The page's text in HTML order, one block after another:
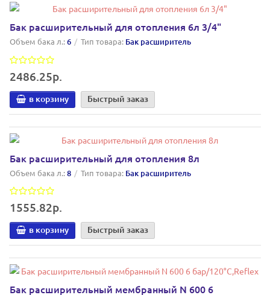
Бак расширительный для отопления 6л 3/4"
Объем бака л.:6 Тип товара: Бак расширитель
2486.25р.
в корзину Быстрый заказ
Бак расширительный для отопления 8л
Объем бака л.:8 Тип товара: Бак расширитель
1555.82р.
в корзину Быстрый заказ
Бак расширительный мембранный N 600 6